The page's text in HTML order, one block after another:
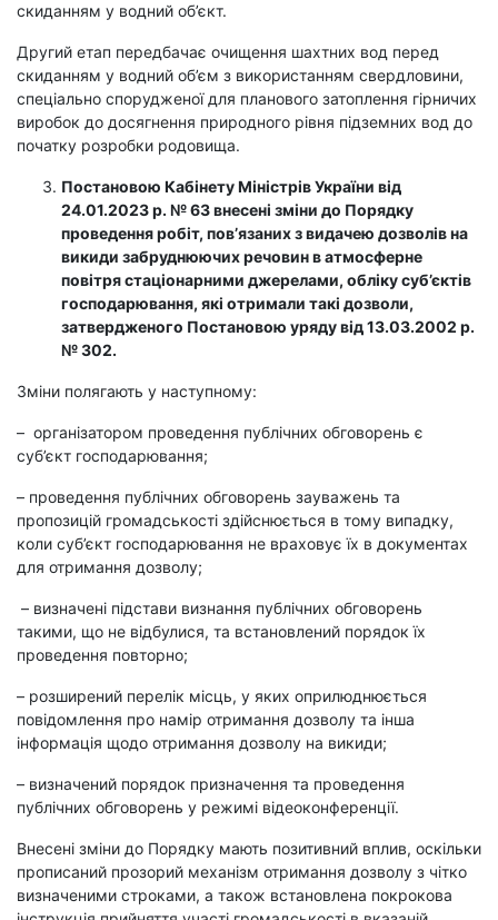
скиданням у водний об’єкт.
Другий етап передбачає очищення шахтних вод перед
скиданням у водний об’єм з використанням свердловини,
спеціально спорудженої для планового затоплення гірничих
виробок до досягнення природного рівня підземних вод до
початку розробки родовища.
Постановою Кабінету Міністрів України від
24.01.2023 р. № 63 внесені зміни до Порядку
проведення робіт, пов’язаних з видачею дозволів на
викиди забруднюючих речовин в атмосферне
повітря стаціонарними джерелами, обліку суб’єктів
господарювання, які отримали такі дозволи,
затвердженого Постановою уряду від 13.03.2002 р.
№ 302.
Зміни полягають у наступному:
– організатором проведення публічних обговорень є
суб’єкт господарювання;
– проведення публічних обговорень зауважень та
пропозицій громадськості здійснюється в тому випадку,
коли суб’єкт господарювання не враховує їх в документах
для отримання дозволу;
– визначені підстави визнання публічних обговорень
такими, що не відбулися, та встановлений порядок їх
проведення повторно;
– розширений перелік місць, у яких оприлюднюється
повідомлення про намір отримання дозволу та інша
інформація щодо отримання дозволу на викиди;
– визначений порядок призначення та проведення
публічних обговорень у режимі відеоконференції.
Внесені зміни до Порядку мають позитивний вплив, оскільки
прописаний прозорий механізм отримання дозволу з чітко
визначеними строками, а також встановлена покрокова